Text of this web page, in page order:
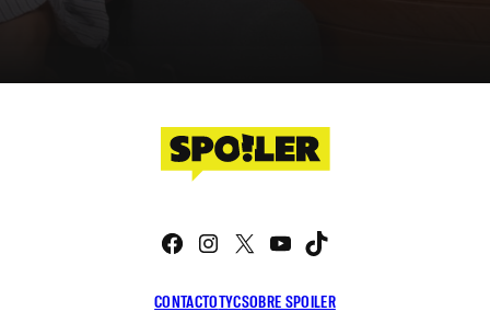
CONTACTOTYCSOBRE SPOILER
Facebook
Instagram
X YouTube